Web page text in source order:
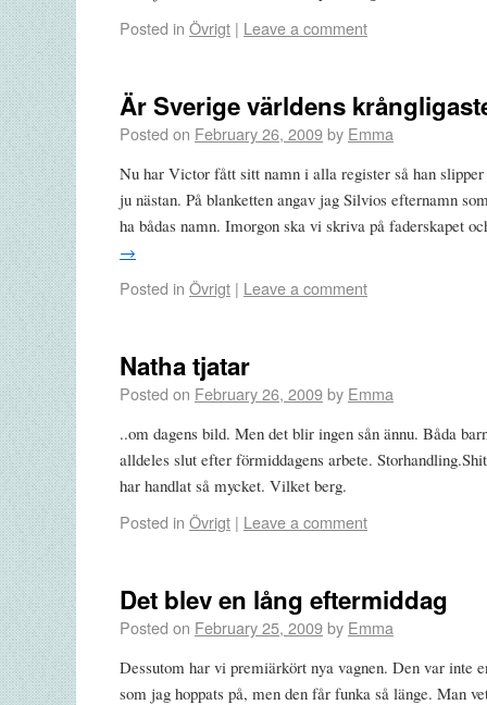
Posted in Övrigt | Leave a comment
Är Sverige världens
Posted on February 26, 2009by Emma
Nu har Victor fått sitt namn i alla register så han
ju nästan. På blanketten angav jag Silvios efternamn
ha bådas namn. Imorgon ska vi skriva på faderskapet
→
Posted in Övrigt | Leave a comment
Natha tjatar
Posted on February 26, 2009by Emma
..om dagens bild. Men det blir ingen sån ännu. Båda
alldeles slut efter förmiddagens arbete.
har handlat så mycket. Vilket berg.
Posted in Övrigt | Leave a comment
Det blev en lång eftermiddag
Posted on February 25, 2009by Emma
Dessutom har vi premiärkört nya vagnen. Den var inte
som jag hoppats på, men den får funka så länge. Man